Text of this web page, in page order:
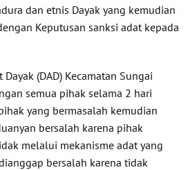
dan etnis Dayak yang kemudian
Keputusan sanksi adat kepada
(DAD) Kecamatan Sungai
semua pihak selama 2 hari
yang bermasalah kemudian
bersalah karena pihak
melalui mekanisme adat yang
bersalah karena tidak